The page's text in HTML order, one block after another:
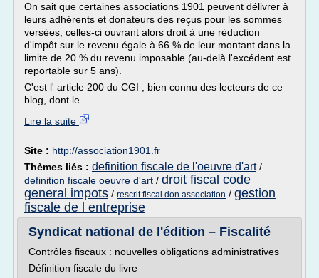
On sait que certaines associations 1901 peuvent délivrer à
leurs adhérents et donateurs des reçus pour les sommes
versées, celles-ci ouvrant alors droit à une réduction
d'impôt sur le revenu égale à 66 % de leur montant dans la
limite de 20 % du revenu imposable (au-delà l'excédent est
reportable sur 5 ans).
C'est l' article 200 du CGI , bien connu des lecteurs de ce
blog, dont le...
Lire la suite
Site : http://association1901.fr
Thèmes liés : definition fiscale de l'oeuvre d'art/
definition fiscale oeuvre d'art / droit fiscal code
general impots / rescrit fiscal don association / gestion
fiscale de l entreprise
Syndicat national de l'édition – Fiscalité
Contrôles fiscaux : nouvelles obligations administratives
Définition fiscale du livre